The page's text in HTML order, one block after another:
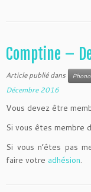
Comptine –
Article publié dans
Décembre 2016
Vous devez être
Si vous êtes membre
Si vous n’êtes pas
faire votre adhésion.